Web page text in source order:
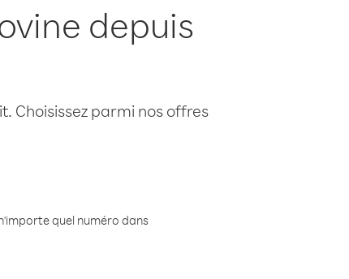
depuis
Choisissez parmi nos offres
quel numéro dans